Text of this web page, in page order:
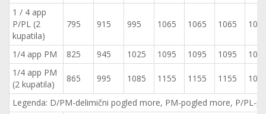
1 / 4 app
P/PL (2
kupatila)
795 915 995 1065 1065 1065
1/4 app PM 825 945 1025 1095 1095 1095
1/4 app PM
(2 kupatila)
865 995 1085 1155 1155 1155
Legenda: D/PM-delimični pogled more, PM-pogled more, P/PL-